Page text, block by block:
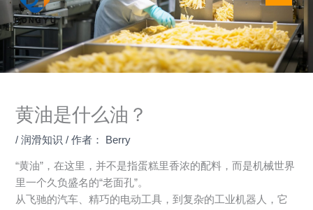
黄油是什么油？
/润滑知识 / 作者： Berry
“黄油”，在这里，并不是指蛋糕里香浓的配料，而是机械世界
里一个久负盛名的“老面孔”。
从飞驰的汽车、精巧的电动工具，到复杂的工业机器人，它